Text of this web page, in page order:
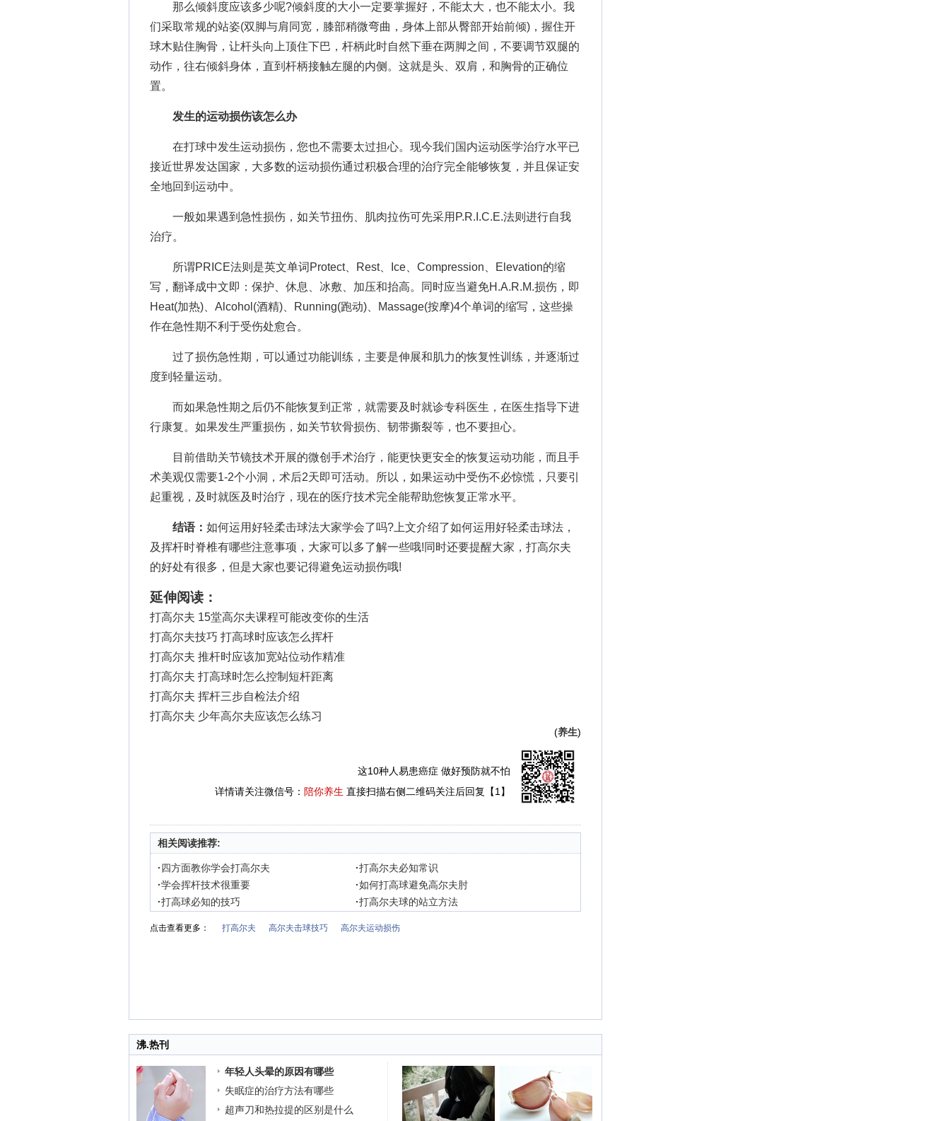
那么倾斜度应该多少呢?倾斜度的大小一定要掌握好，不能太大，也不能太小。我
们采取常规的站姿(双脚与肩同宽，膝部稍微弯曲，身体上部从臀部开始前倾)，握住开
球木贴住胸骨，让杆头向上顶住下巴，杆柄此时自然下垂在两脚之间，不要调节双腿的
动作，往右倾斜身体，直到杆柄接触左腿的内侧。这就是头、双肩，和胸骨的正确位
置。
发生的运动损伤该怎么办
在打球中发生运动损伤，您也不需要太过担心。现今我们国内运动医学治疗水平已
接近世界发达国家，大多数的运动损伤通过积极合理的治疗完全能够恢复，并且保证安
全地回到运动中。
一般如果遇到急性损伤，如关节扭伤、肌肉拉伤可先采用P.R.I.C.E.法则进行自我
治疗。
所谓PRICE法则是英文单词Protect、Rest、Ice、Compression、Elevation的缩
写，翻译成中文即：保护、休息、冰敷、加压和抬高。同时应当避免H.A.R.M.损伤，即
Heat(加热)、Alcohol(酒精)、Running(跑动)、Massage(按摩)4个单词的缩写，这些操
作在急性期不利于受伤处愈合。
过了损伤急性期，可以通过功能训练，主要是伸展和肌力的恢复性训练，并逐渐过
度到轻量运动。
而如果急性期之后仍不能恢复到正常，就需要及时就诊专科医生，在医生指导下进
行康复。如果发生严重损伤，如关节软骨损伤、韧带撕裂等，也不要担心。
目前借助关节镜技术开展的微创手术治疗，能更快更安全的恢复运动功能，而且手
术美观仅需要1-2个小洞，术后2天即可活动。所以，如果运动中受伤不必惊慌，只要引
起重视，及时就医及时治疗，现在的医疗技术完全能帮助您恢复正常水平。
结语： 如何运用好轻柔击球法大家学会了吗?上文介绍了如何运用好轻柔击球法，
及挥杆时脊椎有哪些注意事项，大家可以多了解一些哦!同时还要提醒大家，打高尔夫
的好处有很多，但是大家也要记得避免运动损伤哦!
延伸阅读：
打高尔夫 15堂高尔夫课程可能改变你的生活
打高尔夫技巧 打高球时应该怎么挥杆
打高尔夫 推杆时应该加宽站位动作精准
打高尔夫 打高球时怎么控制短杆距离
打高尔夫 挥杆三步自检法介绍
打高尔夫 少年高尔夫应该怎么练习
(养生)
这10种人易患癌症 做好预防就不怕
详情请关注微信号： 陪你养生 直接扫描右侧二维码关注后回复【1】
相关阅读推荐:
·四方面教你学会打高尔夫 ·打高尔夫必知常识
·学会挥杆技术很重要 ·如何打高球避免高尔夫肘
·打高球必知的技巧 ·打高尔夫球的站立方法
点击查看更多： 打高尔夫 高尔夫击球技巧 高尔夫运动损伤
沸.热刊
年轻人头晕的原因有哪些
失眠症的治疗方法有哪些
超声刀和热拉提的区别是什么